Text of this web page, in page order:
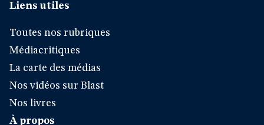
Liens utiles
Toutes nos rubriques
Médiacritiques
La carte des médias
Nos vidéos sur Blast
Nos livres
À propos